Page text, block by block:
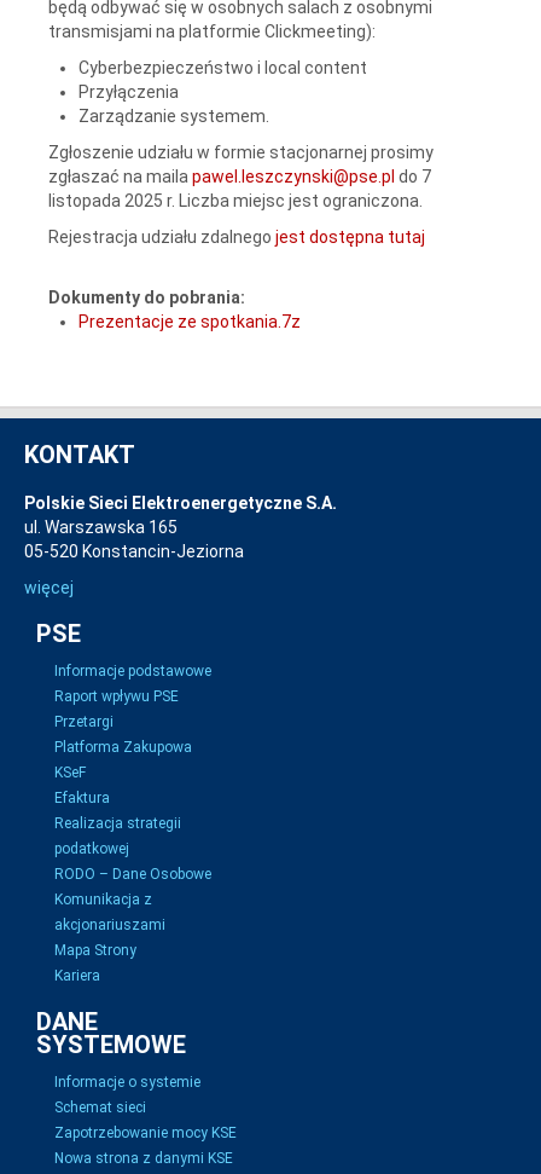
będą odbywać się w osobnych salach z osobnymi
transmisjami na platformie Clickmeeting):
Cyberbezpieczeństwo i local content
Przyłączenia
Zarządzanie systemem.
Zgłoszenie udziału w formie stacjonarnej prosimy
zgłaszać na maila pawel.leszczynski@pse.pl do 7
listopada 2025 r. Liczba miejsc jest ograniczona.
Rejestracja udziału zdalnego jest dostępna tutaj
Dokumenty do pobrania:
Prezentacje ze spotkania.7z
KONTAKT
Polskie Sieci Elektroenergetyczne S.A.
ul. Warszawska 165
05-520 Konstancin-Jeziorna
więcej
PSE
Informacje podstawowe
Raport wpływu PSE
Przetargi
Platforma Zakupowa
KSeF
Efaktura
Realizacja strategii
podatkowej
RODO – Dane Osobowe
Komunikacja z
akcjonariuszami
Mapa Strony
Kariera
DANE
SYSTEMOWE
Informacje o systemie
Schemat sieci
Zapotrzebowanie mocy KSE
Nowa strona z danymi KSE